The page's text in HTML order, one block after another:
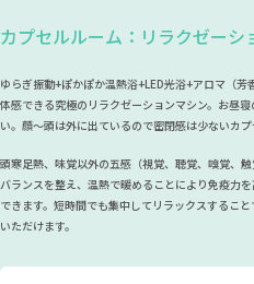
カプセルルーム：リラクゼーシ
ゆらぎ振動+ぽかぽか温熱浴+LED光浴+アロマ（
体感できる究極のリラクゼーションマシン。お昼
い。顔～頭は外に出ているので密閉感は少ないカプ
頭寒足熱、味覚以外の五感（視覚、聴覚、嗅覚、
バランスを整え、温熱で暖めることにより免疫力
できます。短時間でも集中してリラックスするこ
いただけます。